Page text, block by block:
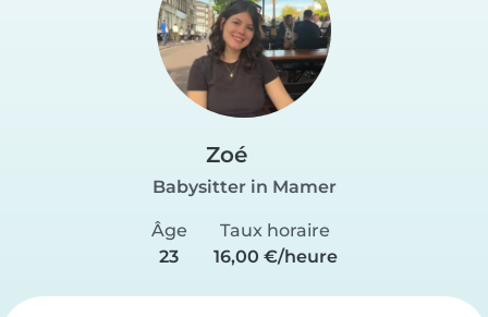
Zoé
Babysitter in Mamer
Âge
23
Taux horaire
16,00 €/heure